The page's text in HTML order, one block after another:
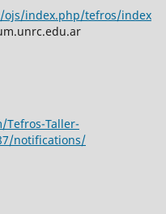
index.php/tefros/index
Tefros-Taller-
notifications/